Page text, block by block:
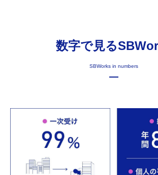
数字で見る
SBWorks in numbers